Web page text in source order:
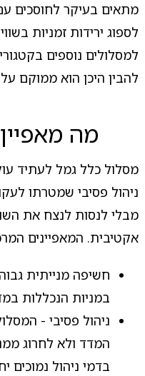
מתאים בעיקר לחוסכים
לספוג ירידות זמניות
למסלולים נוספים
להבין היכן הוא ממוקם על
מה
מסלול כלל גמל לעתיד
ניהול פסיבי שמטרתו
מבלי לנסות לנצח את
אקטיבית. המאפיינים
חשיפה מנייתית
במניות הנכללות
ניהול פסיבי -
המדד ולא לחרוג
בדמי ניהול נמוכים